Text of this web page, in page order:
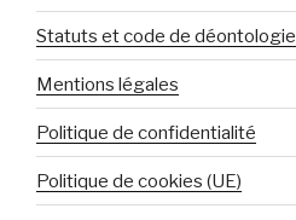
Statuts et code de déontologie
Mentions légales
Politique de confidentialité
Politique de cookies (UE)